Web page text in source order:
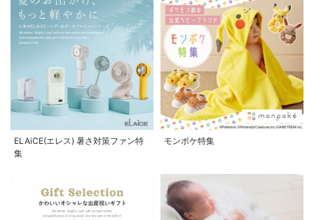
ELAiCE(エレス) 暑さ対策ファン特
集
モンポケ特集